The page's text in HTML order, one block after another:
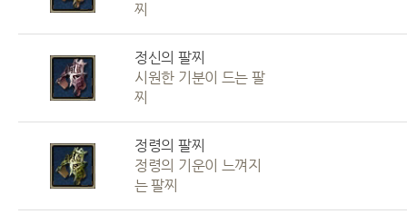
찌
정신의 팔찌
시원한 기분이 드는 팔
찌
정령의 팔찌
정령의 기운이 느껴지
는 팔찌